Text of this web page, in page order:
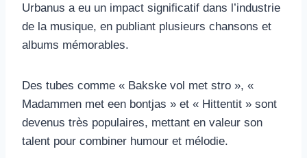
Urbanus a eu un impact significatif dans l’industrie
de la musique, en publiant plusieurs chansons et
albums mémorables.
Des tubes comme « Bakske vol met stro », «
Madammen met een bontjas » et « Hittentit » sont
devenus très populaires, mettant en valeur son
talent pour combiner humour et mélodie.